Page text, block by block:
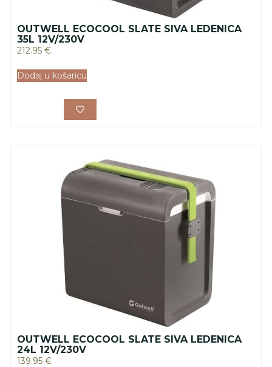
OUTWELL ECOCOOL SLATE SIVA LEDENICA
35L 12V/230V
212.95 €
Dodaj u košaricu
OUTWELL ECOCOOL SLATE SIVA LEDENICA
24L 12V/230V
139.95 €